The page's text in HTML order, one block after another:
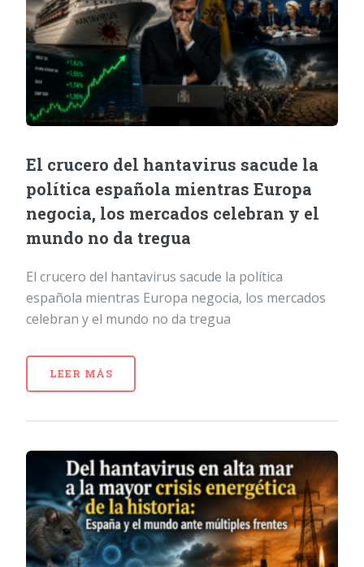
El crucero del hantavirus sacude la
política española mientras Europa
negocia, los mercados celebran y el
mundo no da tregua
El crucero del hantavirus sacude la política
española mientras Europa negocia, los mercados
celebran y el mundo no da tregua
LEER MÁS